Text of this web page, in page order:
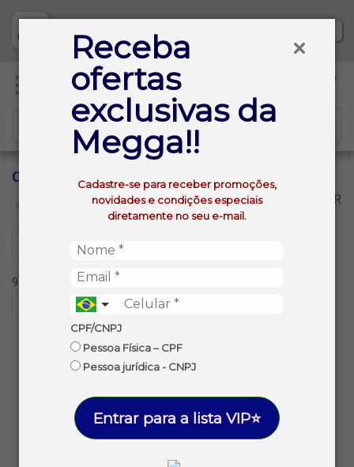
Receba
ofertas
exclusivas da
Megga!!
Cadastre-se para receber promoções,
novidades e condições especiais
diretamente no seu e-mail.
CPF/CNPJ
Pessoa Física – CPF
Pessoa jurídica - CNPJ
Entrar para a lista VIP⭐
CASAL GARCIA
VOLTAR
CASAL GARCIA
9 produtos ordenados por: